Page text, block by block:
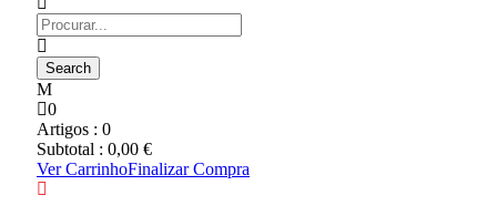
0
Artigos : 0
Subtotal : 0,00 €
Ver CarrinhoFinalizar Compra